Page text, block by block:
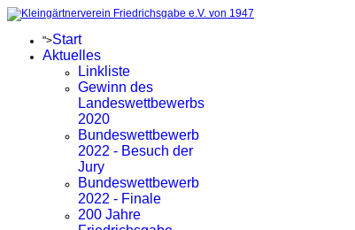
">Start
Aktuelles
Linkliste
Gewinn des
Landeswettbewerbs
2020
Bundeswettbewerb
2022 - Besuch der
Jury
Bundeswettbewerb
2022 - Finale
200 Jahre